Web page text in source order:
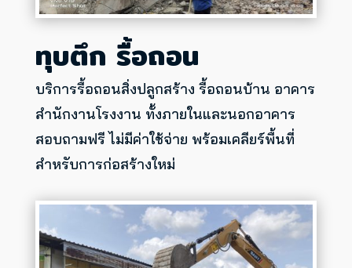
ทุบตึก รื้อถอน
บริการรื้อถอนสิ่งปลูกสร้าง รื้อถอนบ้าน อาคาร
สำนักงานโรงงาน ทั้งภายในและนอกอาคาร
สอบถามฟรี ไม่มีค่าใช้จ่าย พร้อมเคลียร์พื้นที่
สำหรับการก่อสร้างใหม่